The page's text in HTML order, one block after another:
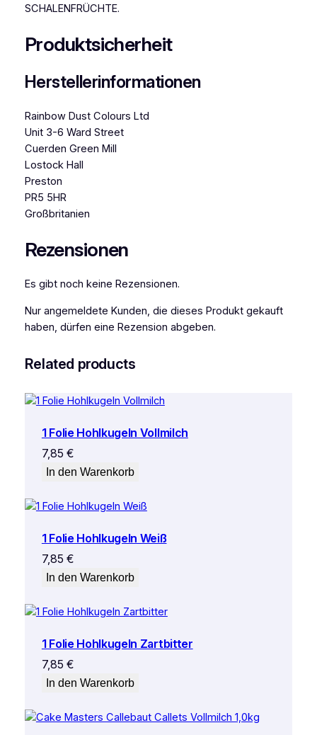
SCHALENFRÜCHTE.
Produktsicherheit
Herstellerinformationen
Rainbow Dust Colours Ltd
Unit 3-6 Ward Street
Cuerden Green Mill
Lostock Hall
Preston
PR5 5HR
Großbritanien
Rezensionen
Es gibt noch keine Rezensionen.
Nur angemeldete Kunden, die dieses Produkt gekauft
haben, dürfen eine Rezension abgeben.
Related products
1 Folie Hohlkugeln Vollmilch
7,85 €
In den Warenkorb
1 Folie Hohlkugeln Weiß
7,85 €
In den Warenkorb
1 Folie Hohlkugeln Zartbitter
7,85 €
In den Warenkorb